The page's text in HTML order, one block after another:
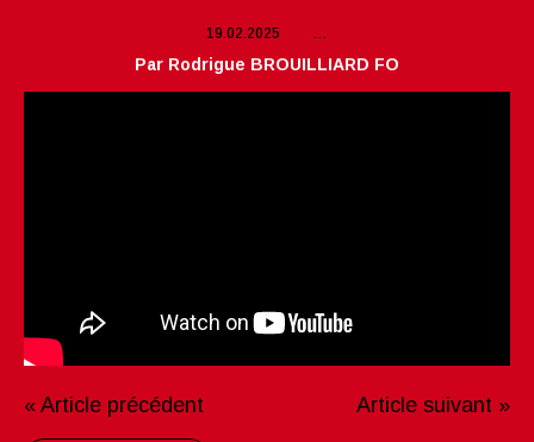
19.02.2025 …
Par Rodrigue BROUILLIARD FO
« Article précédent Article suivant »